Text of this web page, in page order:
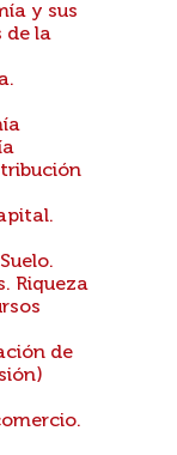
y sus
de la
Riqueza
de